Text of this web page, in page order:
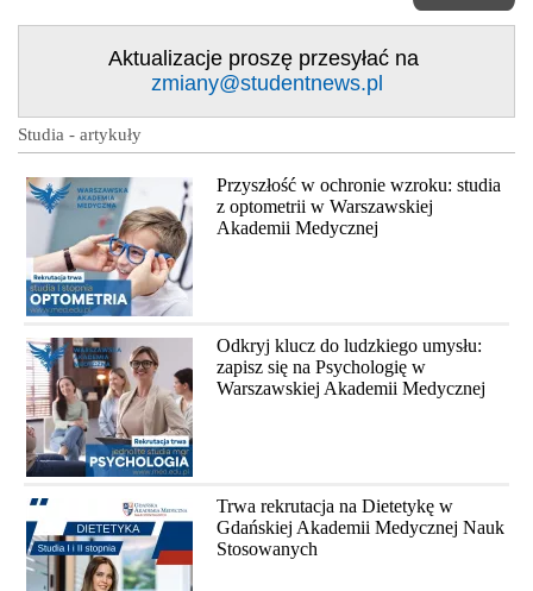
Aktualizacje proszę przesyłać na
zmiany@studentnews.pl
Studia - artykuły
Przyszłość w ochronie wzroku: studia
z optometrii w Warszawskiej
Akademii Medycznej
Odkryj klucz do ludzkiego umysłu:
zapisz się na Psychologię w
Warszawskiej Akademii Medycznej
Trwa rekrutacja na Dietetykę w
Gdańskiej Akademii Medycznej Nauk
Stosowanych